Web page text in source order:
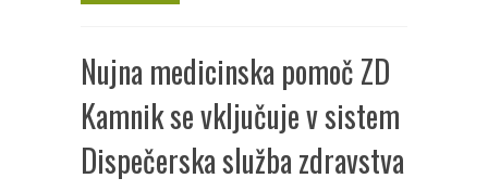
Nujna medicinska pomoč ZD
Kamnik se vključuje v sistem
Dispečerska služba zdravstva